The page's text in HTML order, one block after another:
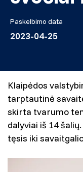
Paskelbimo data
2023-04-25
Klaipėdos
tarptautinė
skirta tvarumo
dalyviai iš 14
tęsis iki